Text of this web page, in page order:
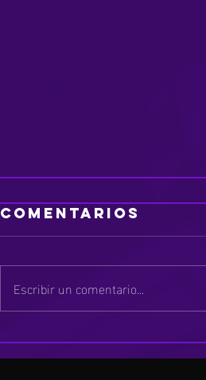
El Maestro del
Comentarios
Escribir un comentario...